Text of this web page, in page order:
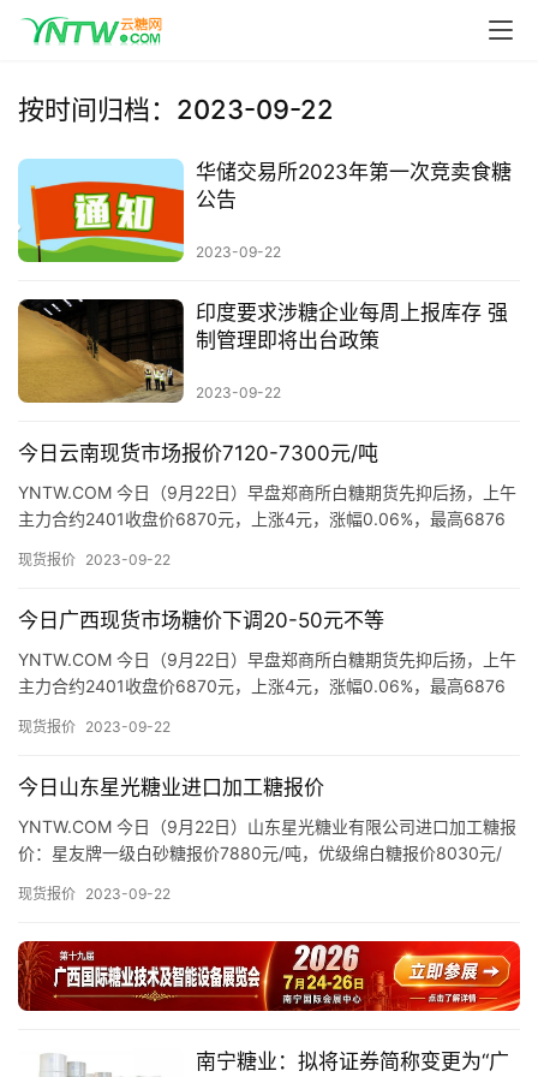
首
页
云
公
号
现
报
价
专
地
区
道
按时间归档：2023-09-22
华储交易所2023年第一次竞卖食糖
公告
2023-09-22
印度要求涉糖企业每周上报库存 强
制管理即将出台政策
2023-09-22
今日云南现货市场报价7120-7300元/吨
YNTW.COM 今日（9月22日）早盘郑商所白糖期货先抑后扬，上午
主力合约2401收盘价6870元，上涨4元，涨幅0.06%，最高6876
现货报价 2023-09-22
今日广西现货市场糖价下调20-50元不等
YNTW.COM 今日（9月22日）早盘郑商所白糖期货先抑后扬，上午
主力合约2401收盘价6870元，上涨4元，涨幅0.06%，最高6876
现货报价 2023-09-22
今日山东星光糖业进口加工糖报价
YNTW.COM 今日（9月22日）山东星光糖业有限公司进口加工糖报
价：星友牌一级白砂糖报价7880元/吨，优级绵白糖报价8030元/
现货报价 2023-09-22
南宁糖业：拟将证券简称变更为“广